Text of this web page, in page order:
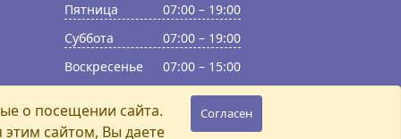
Пятница
07:00 – 19:00
Суббота
07:00 – 19:00
Воскресенье
07:00 – 15:00
о посещении сайта.
сайтом, Вы даете
Согласен